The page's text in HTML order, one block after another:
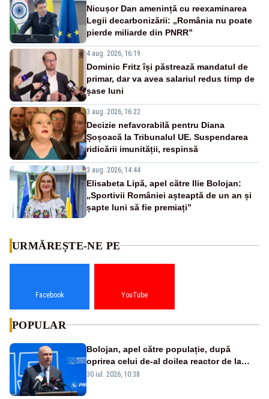
Nicușor Dan amenință cu reexaminarea
Legii decarbonizării: „România nu poate
pierde miliarde din PNRR”
4 aug. 2026, 16:19
Dominic Fritz își păstrează mandatul de
primar, dar va avea salariul redus timp de
șase luni
3 aug. 2026, 16:22
Decizie nefavorabilă pentru Diana
Șoșoacă la Tribunalul UE. Suspendarea
ridicării imunității, respinsă
3 aug. 2026, 14:44
Elisabeta Lipă, apel către Ilie Bolojan:
„Sportivii României așteaptă de un an și
șapte luni să fie premiați”
URMĂREȘTE-NE PE
Facebook YouTube
POPULAR
Bolojan, apel către populație, după
oprirea celui de-al doilea reactor de la
Cernavodă: „Să își reducă consumul în
30 iul. 2026, 10:38